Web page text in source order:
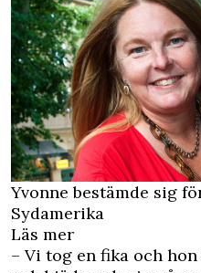
Yvonne bestämde sig
Sydamerika
Läs mer
– Vi tog en fika och